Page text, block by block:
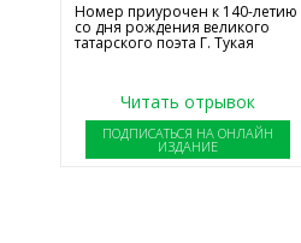
Номер приурочен к 140-летию
со дня рождения великого
татарского поэта Г. Тукая
Читать отрывок
ПОДПИСАТЬСЯ НА ОНЛАЙН
ИЗДАНИЕ